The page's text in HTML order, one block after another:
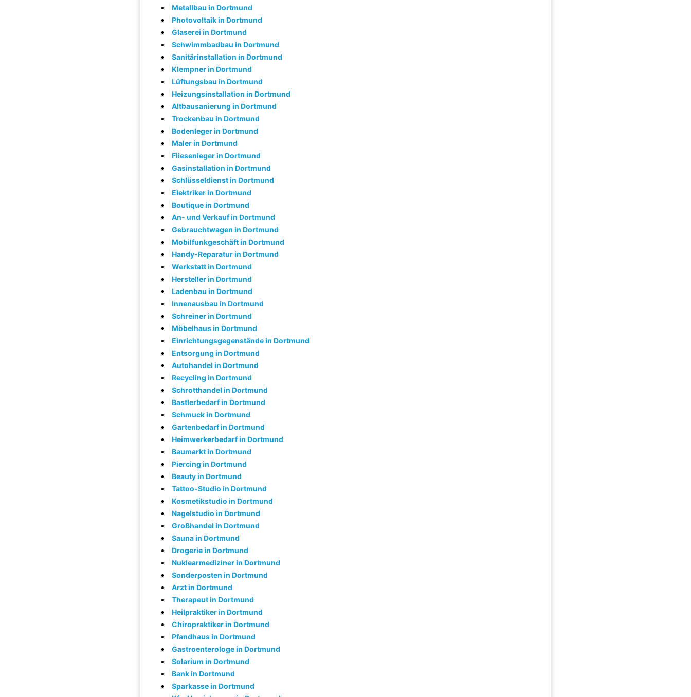
Metallbau in Dortmund
Photovoltaik in Dortmund
Glaserei in Dortmund
Schwimmbadbau in Dortmund
Sanitärinstallation in Dortmund
Klempner in Dortmund
Lüftungsbau in Dortmund
Heizungsinstallation in Dortmund
Altbausanierung in Dortmund
Trockenbau in Dortmund
Bodenleger in Dortmund
Maler in Dortmund
Fliesenleger in Dortmund
Gasinstallation in Dortmund
Schlüsseldienst in Dortmund
Elektriker in Dortmund
Boutique in Dortmund
An- und Verkauf in Dortmund
Gebrauchtwagen in Dortmund
Mobilfunkgeschäft in Dortmund
Handy-Reparatur in Dortmund
Werkstatt in Dortmund
Hersteller in Dortmund
Ladenbau in Dortmund
Innenausbau in Dortmund
Schreiner in Dortmund
Möbelhaus in Dortmund
Einrichtungsgegenstände in Dortmund
Entsorgung in Dortmund
Autohandel in Dortmund
Recycling in Dortmund
Schrotthandel in Dortmund
Bastlerbedarf in Dortmund
Schmuck in Dortmund
Gartenbedarf in Dortmund
Heimwerkerbedarf in Dortmund
Baumarkt in Dortmund
Piercing in Dortmund
Beauty in Dortmund
Tattoo-Studio in Dortmund
Kosmetikstudio in Dortmund
Nagelstudio in Dortmund
Großhandel in Dortmund
Sauna in Dortmund
Drogerie in Dortmund
Nuklearmediziner in Dortmund
Sonderposten in Dortmund
Arzt in Dortmund
Therapeut in Dortmund
Heilpraktiker in Dortmund
Chiropraktiker in Dortmund
Pfandhaus in Dortmund
Gastroenterologe in Dortmund
Solarium in Dortmund
Bank in Dortmund
Sparkasse in Dortmund